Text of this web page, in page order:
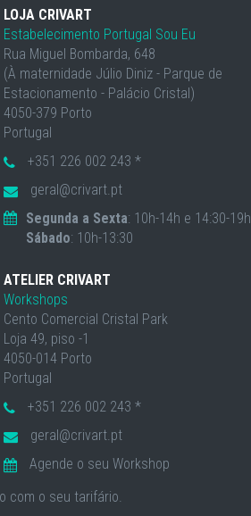
LOJA CRIVART
Estabelecimento Portugal Sou Eu
Rua Miguel Bombarda, 648
(À maternidade Júlio Diniz - Parque de
Estacionamento - Palácio Cristal)
4050-379 Porto
Portugal
+351 226 002 243 *
geral@crivart.pt
Segunda a Sexta: 10h-14h e 14:30-19h
Sábado: 10h-13:30
ATELIER CRIVART
Workshops
Cento Comercial Cristal Park
Loja 49, piso -1
4050-014 Porto
Portugal
+351 226 002 243 *
geral@crivart.pt
Agende o seu Workshop
com o seu tarifário.